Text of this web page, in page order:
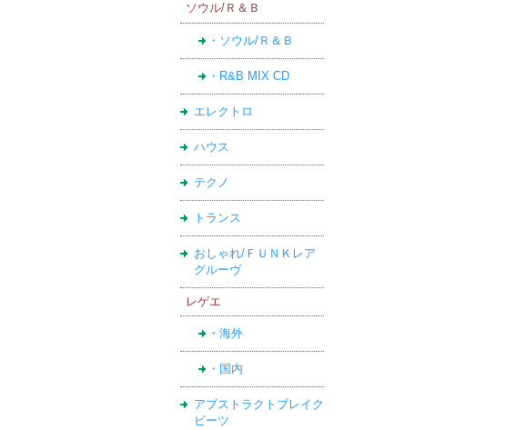
ソウル/Ｒ＆Ｂ
・ソウル/Ｒ＆Ｂ
・R&B MIX CD
エレクトロ
ハウス
テクノ
トランス
おしゃれ/ＦＵＮＫレア
グルーヴ
レゲエ
・海外
・国内
アブストラクトブレイク
ビーツ